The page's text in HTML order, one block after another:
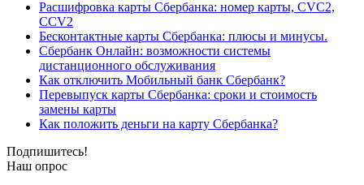
Расшифровка карты Сбербанка: номер карты, CVC2,
CCV2
Бесконтактные карты Сбербанка: плюсы и минусы.
Сбербанк Онлайн: возможности системы
дистанционного обслуживания
Как отключить Мобильный банк Сбербанк?
Перевыпуск карты Сбербанка: сроки и стоимость
замены карты
Как положить деньги на карту Сбербанка?
Подпишитесь!
Наш опрос